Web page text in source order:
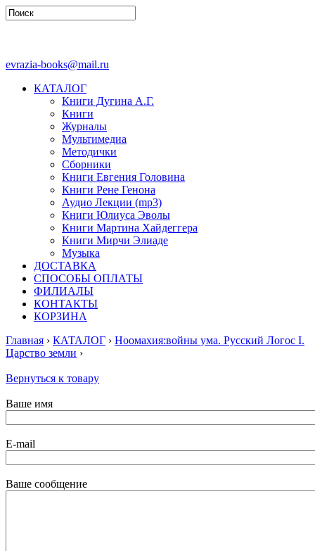
evrazia-books@mail.ru
КАТАЛОГ
Книги Дугина А.Г.
Книги
Журналы
Мультимедиа
Методички
Сборники
Книги Евгения Головина
Книги Рене Генона
Аудио Лекции (mp3)
Книги Юлиуса Эволы
Книги Мартина Хайдеггера
Книги Мирчи Элиаде
Музыка
ДОСТАВКА
СПОСОБЫ ОПЛАТЫ
ФИЛИАЛЫ
КОНТАКТЫ
КОРЗИНА
Главная › КАТАЛОГ › Ноомахия:войны ума. Русский Логос I.
Царство земли ›
Вернуться к товару
Ваше имя
E-mail
Ваше сообщение